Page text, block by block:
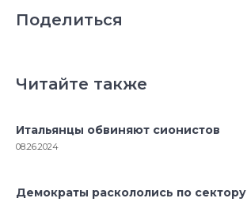
Поделиться
Читайте также
Итальянцы обвиняют сионистов
08.26.2024
Демократы раскололись по сектору